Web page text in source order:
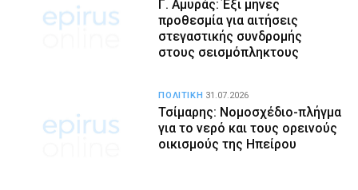
Γ. Αμυράς: Έξι μήνες
προθεσμία για αιτήσεις
στεγαστικής συνδρομής
στους σεισμόπληκτους
Τσίμαρης: Νομοσχέδιο-πλήγμα
για το νερό και τους ορεινούς
οικισμούς της Ηπείρου
ΠΟΛΙΤΙΚΗ 31.07.2026